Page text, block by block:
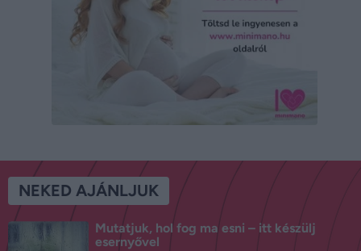
NEKED AJÁNLJUK
Mutatjuk, hol fog ma esni – itt készülj
esernyővel